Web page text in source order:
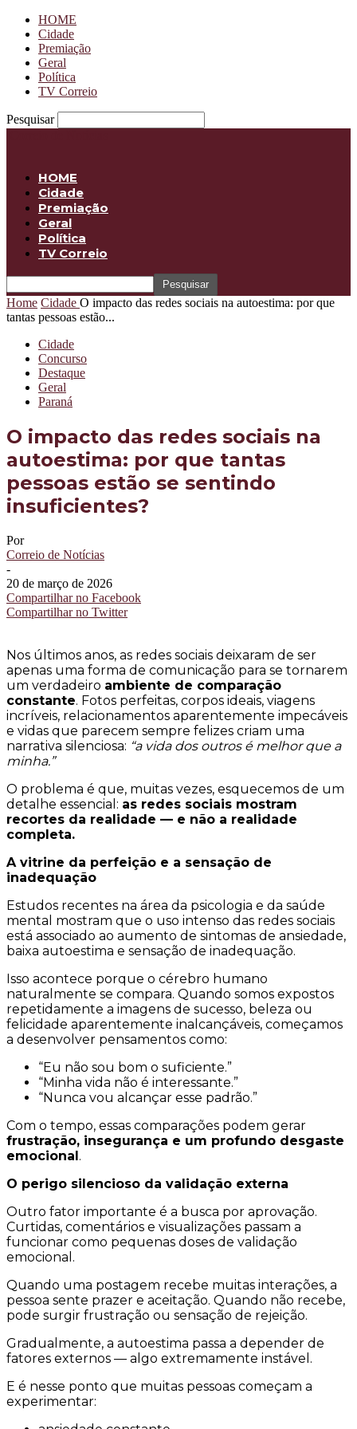
HOME
Cidade
Premiação
Geral
Política
TV Correio
Pesquisar
HOME
Cidade
Premiação
Geral
Política
TV Correio
Home Cidade O impacto das redes sociais na autoestima: por que
tantas pessoas estão...
Cidade
Concurso
Destaque
Geral
Paraná
O impacto das redes sociais na
autoestima: por que tantas
pessoas estão se sentindo
insuficientes?
Por
Correio de Notícias
-
20 de março de 2026
Compartilhar no Facebook
Compartilhar no Twitter
Nos últimos anos, as redes sociais deixaram de ser
apenas uma forma de comunicação para se tornarem
um verdadeiro ambiente de comparação
constante. Fotos perfeitas, corpos ideais, viagens
incríveis, relacionamentos aparentemente impecáveis
e vidas que parecem sempre felizes criam uma
narrativa silenciosa: “a vida dos outros é melhor que a
minha.”
O problema é que, muitas vezes, esquecemos de um
detalhe essencial: as redes sociais mostram
recortes da realidade — e não a realidade
completa.
A vitrine da perfeição e a sensação de
inadequação
Estudos recentes na área da psicologia e da saúde
mental mostram que o uso intenso das redes sociais
está associado ao aumento de sintomas de ansiedade,
baixa autoestima e sensação de inadequação.
Isso acontece porque o cérebro humano
naturalmente se compara. Quando somos expostos
repetidamente a imagens de sucesso, beleza ou
felicidade aparentemente inalcançáveis, começamos
a desenvolver pensamentos como:
“Eu não sou bom o suficiente.”
“Minha vida não é interessante.”
“Nunca vou alcançar esse padrão.”
Com o tempo, essas comparações podem gerar
frustração, insegurança e um profundo desgaste
emocional.
O perigo silencioso da validação externa
Outro fator importante é a busca por aprovação.
Curtidas, comentários e visualizações passam a
funcionar como pequenas doses de validação
emocional.
Quando uma postagem recebe muitas interações, a
pessoa sente prazer e aceitação. Quando não recebe,
pode surgir frustração ou sensação de rejeição.
Gradualmente, a autoestima passa a depender de
fatores externos — algo extremamente instável.
E é nesse ponto que muitas pessoas começam a
experimentar: